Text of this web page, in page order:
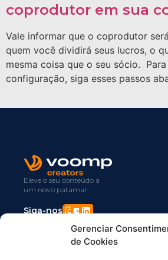
Gerenciar
de Cookies
coprodutor em sua
Vale informar que o coprodutor
quem você dividirá seus lucros, o
mesma coisa que o seu sócio.
configuração, siga esses
Eleve o seu conteúdo a
um novo patamar.
Siga-nos